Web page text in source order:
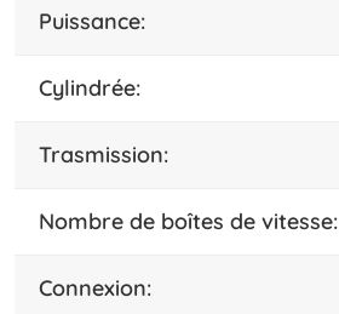
puissance:
cylindrée:
trasmission:
nombre de boîtes de vitesse:
connexion: